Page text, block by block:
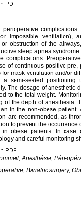
PDF.
impossible ventilation),
obstruction of the
sleep apnea
complications.
of continuous positive
mask ventilation and/or
a semi-seated positioning
The dosage of anesthetic
to the total weight.
of the depth of anesthesia.
in the non-obese patient.
are recommended, as
to prevent the
obese patients. In case
and careful monitoring
PDF.
Anesthésie, Péri-
Bariatric surgery,